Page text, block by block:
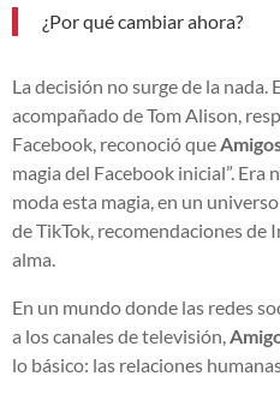
¿Por qué cambiar ahora?
La decisión no surge de la
acompañado de Tom Alison,
Facebook, reconoció que
magia del Facebook inicial”. Era
moda esta magia, en un
de TikTok, recomendaciones de
alma.
En un mundo donde las redes
a los canales de televisión,
lo básico: las relaciones